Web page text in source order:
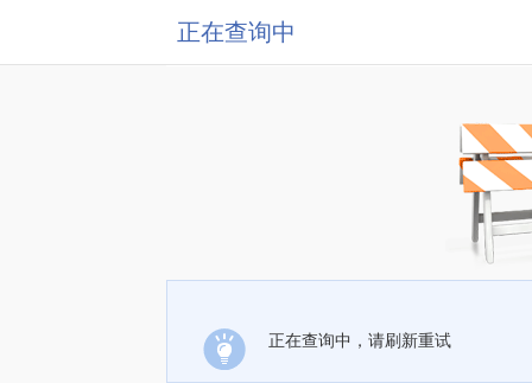
正在查询中
正在查询中，请刷新重试